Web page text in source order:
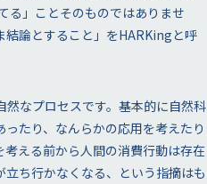
る」ことそのものではありませ
結論とすること」をHARKingと呼
然なプロセスです。基本的に自然科
たり、なんらかの応用を考えたり
える前から人間の消費行動は存在
ち行かなくなる、という指摘はも